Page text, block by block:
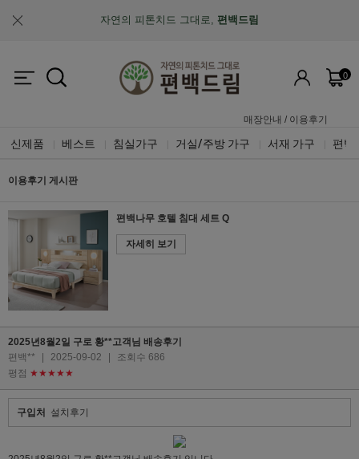
자연의 피톤치드 그대로, 편백드림
맞춤제작과 A/S가 가능한"맞춤 설계 가구"
0
매장안내 / 이용후기
신제품 베스트 침실가구 거실/주방 가구 서재 가구 편백
이용후기 게시판
편백나무 호텔 침대 세트 Q
자세히 보기
2025년8월2일 구로 황**고객님 배송후기
편백**
2025-09-02
조회수 686
평점 ★★★★★
구입처 설치후기